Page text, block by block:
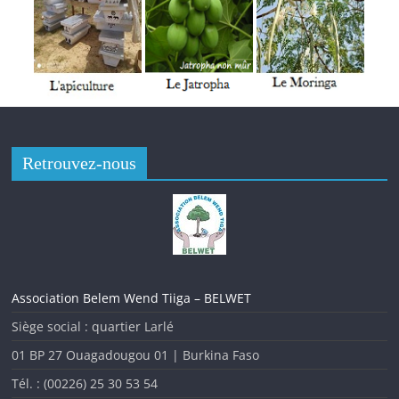
l’invitant à rester active.
Tenue de l’Enquête nationale nutritionnelle (ENN) 2022 au
Burkina Faso
L’analyse des indicateurs de la malnutrition au Burkina Faso
Retrouvez-nous
Association Belem Wend Tiiga – BELWET
Siège social : quartier Larlé
01 BP 27 Ouagadougou 01 | Burkina Faso
Tél. : (00226) 25 30 53 54